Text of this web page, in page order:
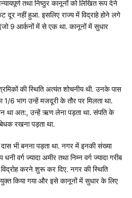
तथा निष्ठुर कानूनों को लिखित रूप देने
दूर नहीं हुआ. इसलिए राज्य में विद्राहे होने लगे
9 आर्कनों में से एक था. कानूनों में सुधार
की स्थिति अत्यंत शोचनीय थी. उनके पास
6 भाग उन्हें मजदूरी के तौर पर मिलता था.
था अत:, उन्हें ऋण लेना पड़ता था. संपति के
रखना पड़ता था.
भी बनना पड़ता था. नगर में इनकी संख्या
वर्ग ज्यादा अमीर तथा निम्न वर्ग ज्यादा गरीब
विद्रोह करने शुरू कर दिए. नगर की स्थिति
किया गया और इसे कानूनों में सुधार के लिए